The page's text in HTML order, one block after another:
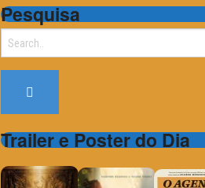
Pesquisa
Trailer e Poster do Dia